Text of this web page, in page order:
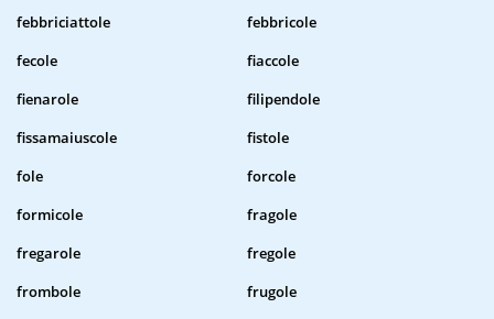
febbriciattole
febbricole
fecole
fiaccole
fienarole
filipendole
fissamaiuscole
fistole
fole
forcole
formicole
fragole
fregarole
fregole
frombole
frugole